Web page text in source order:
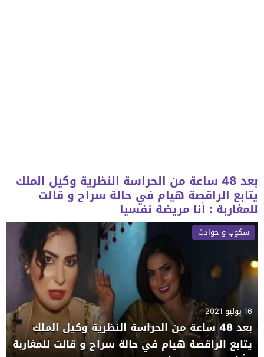
بعد 48 ساعة من الحراسة النظرية وكيل الملك
يتابع الراقصة هيام في حالة سراح و قالت
للمغاربة : أنا مريضة نفسيا
سكوب و حوادث
16 يوليو 2021
بعد 48 ساعة من الحراسة النظرية وكيل الملك
يتابع الراقصة هيام في حالة سراح و قالت للمغاربة